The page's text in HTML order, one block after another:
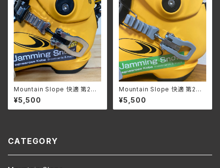
Mountain Slope 快適 第2バ
ックル M サイズ(２個) ＋ ビス
左右１セット/ シルバー&ブラック
¥5,500
Mountain Slope 快適 第2バ
ックル ＋ ビス 左右１セット Mサ
イズ / グレー& シルバー
¥5,500
CATEGORY